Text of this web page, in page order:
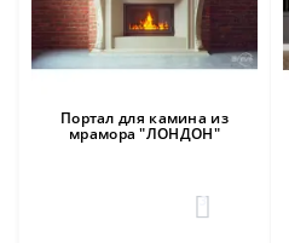
Портал для камина из
мрамора "ЛОНДОН"
3